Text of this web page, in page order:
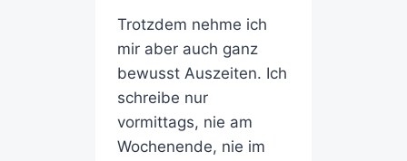
Trotzdem nehme ich
mir aber auch ganz
bewusst Auszeiten. Ich
schreibe nur
vormittags, nie am
Wochenende, nie im